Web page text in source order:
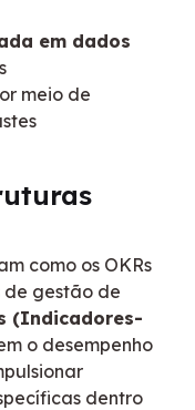
em dados
meio de
como os OKRs
gestão de
(Indicadores-
o desempenho
dentro